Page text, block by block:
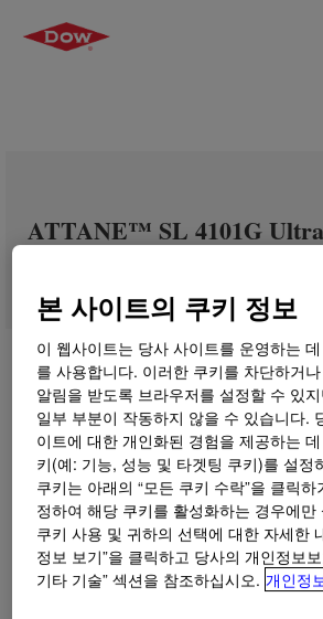
ATTANE™ SL 4101G
Polyethylene Copolymer
무엇입니까 ATTANE™ SL 4101G
Polyethylene Copolymer?
본 사이트의 쿠키 정보
이 웹사이트는 당사 사이트를 운영하는
를 사용합니다. 이러한 쿠키를 차단하거
알림을 받도록 브라우저를 설정할 수 있
일부 부분이 작동하지 않을 수 있습니다.
이트에 대한 개인화된 경험을 제공하는
키(예: 기능, 성능 및 타겟팅 쿠키)를 설정
쿠키는 아래의 “모든 쿠키 수락”을 클릭
정하여 해당 쿠키를 활성화하는 경우에만
쿠키 사용 및 귀하의 선택에 대한 자세한
정보 보기”을 클릭하고 당사의 개인정보
기타 기술” 섹션을 참조하십시오. 개인정